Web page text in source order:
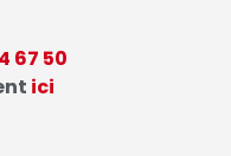
67 50
ici